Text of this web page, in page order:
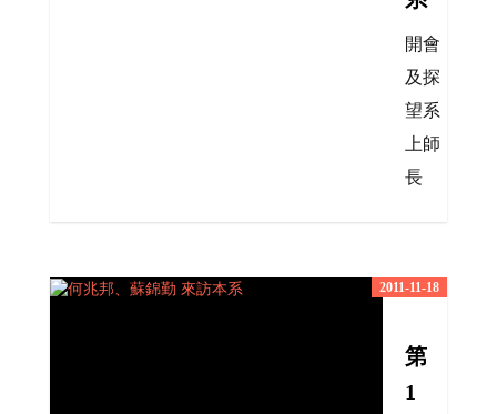
開會
及探
望系
上師
長
2011-11-18
第
1